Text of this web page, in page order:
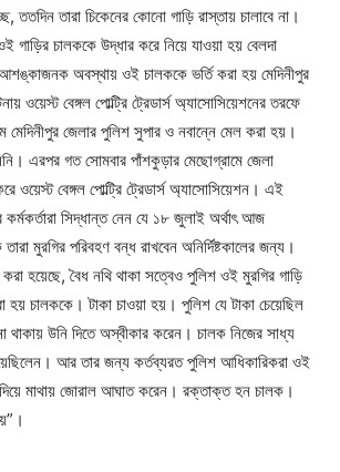
ততদিন তারা চিকেনের কোনো গাড়ি রাস্তায় চালাবে না।
গাড়ির চালককে উদ্ধার করে নিয়ে যাওয়া হয় বেলদা
অবস্থায় ওই চালককে ভর্তি করা হয় মেদিনীপুর
ওয়েস্ট বেঙ্গল পোল্ট্রি ট্রেডার্স অ্যাসোসিয়েশনের তরফে
মেদিনীপুর জেলার পুলিশ সুপার ও নবান্নে মেল করা হয়।
এরপর গত সোমবার পাঁশকুড়ার মেছোগ্রামে জেলা
ওয়েস্ট বেঙ্গল পোল্ট্রি ট্রেডার্স অ্যাসোসিয়েশন। এই
সিদ্ধান্ত নেন যে ১৮ জুলাই অর্থাৎ আজ
মুরগির পরিবহণ বন্ধ রাখবেন অনির্দিষ্টকালের জন্য।
হয়েছে, বৈধ নথি থাকা সত্বেও পুলিশ ওই মুরগির গাড়ি
হয় চালককে। টাকা চাওয়া হয়। পুলিশ যে টাকা চেয়েছিল
থাকায় উনি দিতে অস্বীকার করেন। চালক নিজের সাধ্য
আর তার জন্য কর্তব্যরত পুলিশ আধিকারিকরা ওই
দিয়ে মাথায় জোরাল আঘাত করেন। রক্তাক্ত হন চালক।